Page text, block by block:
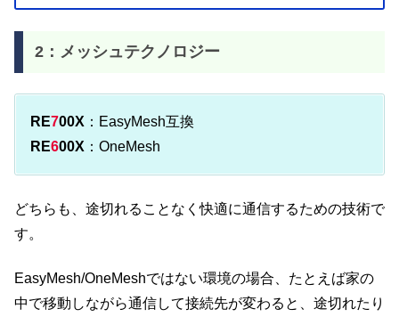
2：メッシュテクノロジー
RE700X ：EasyMesh互換
RE600X ：OneMesh
どちらも、途切れることなく快適に通信するための技術で
す。
EasyMesh/OneMeshではない環境の場合、たとえば家の
中で移動しながら通信して接続先が変わると、途切れたり